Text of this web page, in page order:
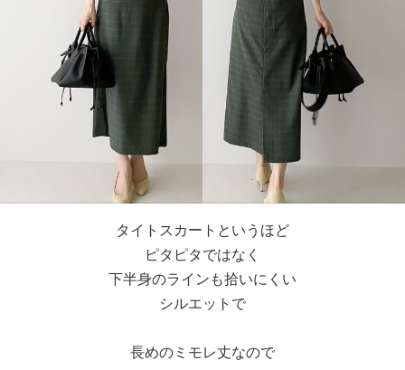
タイトスカートというほど
ピタピタではなく
下半身のラインも拾いにくい
シルエットで
長めのミモレ丈なので